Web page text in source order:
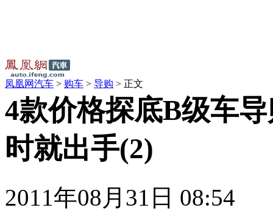
凤凰网汽车 > 购车 > 导购 > 正文
4款价格探底B级车
时就出手(2)
2011年08月31日 08:54